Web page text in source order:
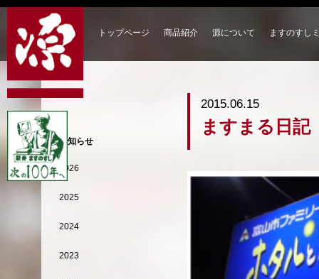
トップページ 商品紹介 源について ますのすし
2015.06.15
ますまる日記
お知らせ
2026
2025
2024
2023